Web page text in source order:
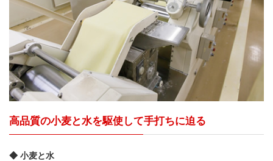
高品質の小麦と水を駆使して手打ちに迫る
◆ 小麦と水